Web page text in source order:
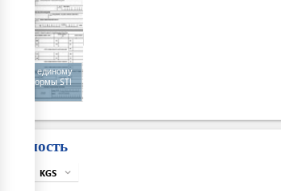
Отчет по единому
налогу формы STI
Стоимость
KGS expand_more